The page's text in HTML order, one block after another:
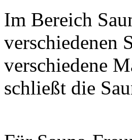
Im Bereich
verschiedenen
verschiedene
schließt die